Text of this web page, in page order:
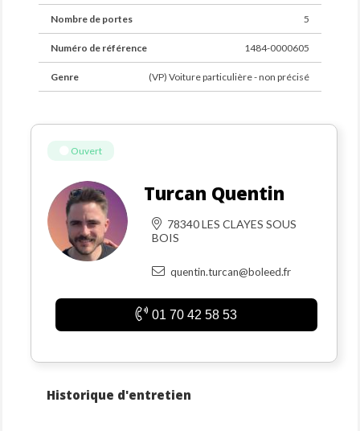
(¹) Tarifs applicables pour les véhicules particuliers 2
roues motrices d’une valeur inférieure à 60 000 € TTC.
Nombre de portes 5
Numéro de référence 1484-0000605
Genre (VP) Voiture particulière - non précisé
Ouvert
Turcan Quentin
78340 LES CLAYES SOUS
BOIS
quentin.turcan@boleed.fr
01 70 42 58 53
Historique d'entretien